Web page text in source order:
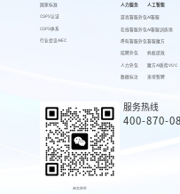
国家标准
CSPS认证
CSPS体系
行业会议AIEC
人力服务
游戏客服外包
在线客服外包
呼叫客服外包
招聘外包
人力外包
数据标注
人工智能
AI客服
AI客服训练场
客服魔方
蚂蚁绩效
魔方AI质检VOC
来呗智聘
商务联系
服务热线
400-870-